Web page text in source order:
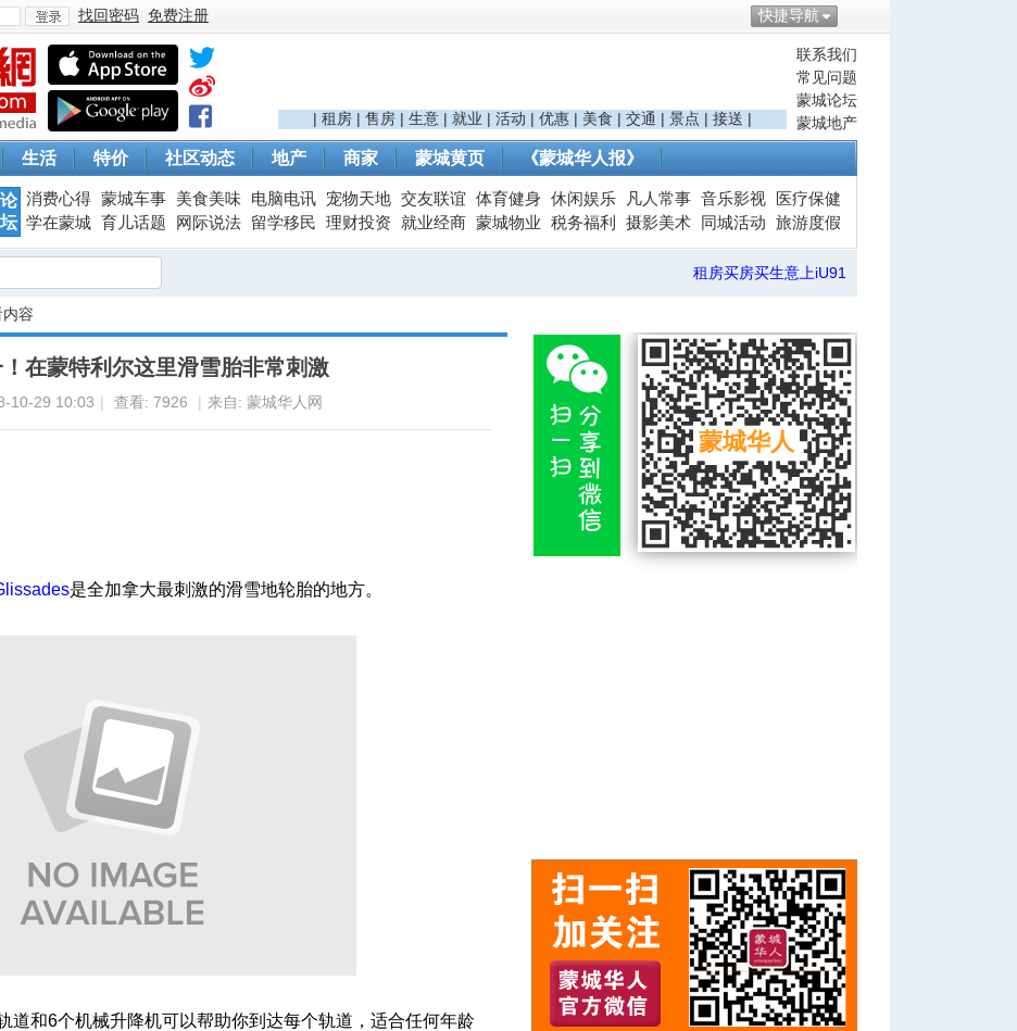
快捷导航
登
录
找回密码 免费注册
联系我们
常见问题
蒙城论坛
蒙城地产
| 租房 | 售房 | 生意 | 就业 | 活动 | 优惠 | 美食 | 交通 | 景点 | 接送 |
生活 特价 社区动态 地产 商家 蒙城黄页 《蒙城华人报》
论
坛
消费心得 蒙城车事 美食美味 电脑电讯 宠物天地 交友联谊 体育健身 休闲娱乐 凡人常事 音乐影视
医疗保健
学在蒙城 育儿话题 网际说法 留学移民 理财投资 就业经商 蒙城物业 税务福利 摄影美术 同城活动 旅游度假
租房买房买生意上iU91
容
在蒙特利尔这里滑雪胎非常刺激
10-29 10:03 | 查看: 7926 | 来自: 蒙城华人网
是全加拿大最刺激的滑雪地轮胎的地方。
道和6个机械升降机可以帮助你到达每个轨道，适合任何年龄